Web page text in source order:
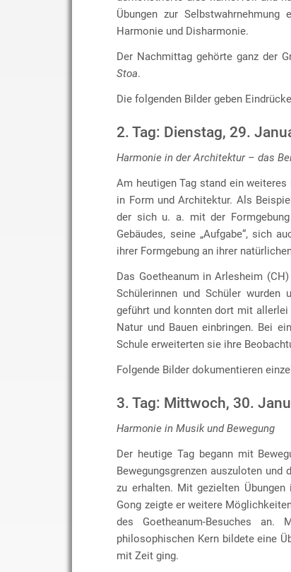
Übungen zur
Harmonie und Disharmonie.
Der Nachmittag gehörte ganz der
Stoa.
Die folgenden Bilder geben
2. Tag: Dienstag, 29.
Harmonie in der Architektur – das
Am heutigen Tag stand ein
in Form und Architektur. Als
der sich u. a. mit der
Gebäudes, seine „Aufgabe“, sich
ihrer Formgebung an ihrer
Das Goetheanum in Arlesheim
Schülerinnen und Schüler wurden
geführt und konnten dort mit allerlei
Natur und Bauen einbringen. Bei
Schule erweiterten sie ihre
Folgende Bilder dokumentieren
3. Tag: Mittwoch, 30.
Harmonie in Musik und Bewegung
Der heutige Tag begann mit
Bewegungsgrenzen auszuloten
zu erhalten. Mit gezielten
Gong zeigte er weitere
des Goetheanum-Besuches
philosophischen Kern bildete eine
mit Zeit ging.